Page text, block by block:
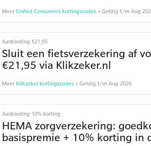
Meer United Consumers kortingscodes• Geldig t/m Aug
Aanbieding €21,95
Sluit een fietsverzekering af
€21,95 via Klikzeker.nl
Meer Klikzeker kortingscodes• Geldig t/m Aug 2026
Aanbieding 10% korting
HEMA zorgverzekering:
basispremie + 10% korting in